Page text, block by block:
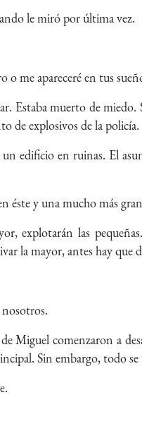
le miró por última vez.
me apareceré en tus
Estaba muerto de
de explosivos de la policía.
edificio en ruinas. El
éste y una mucho más
explotarán las
la mayor, antes hay que
Miguel comenzaron a
Sin embargo, todo